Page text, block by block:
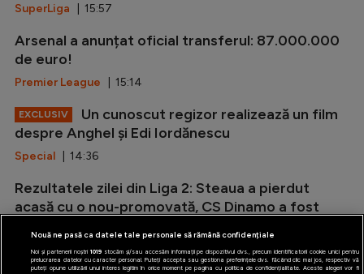
SuperLiga | 15:57
Arsenal a anunțat oficial transferul: 87.000.000
de euro!
Premier League | 15:14
EXCLUSIV
Un cunoscut regizor realizează un film
despre Anghel și Edi Iordănescu
Special | 14:36
Rezultatele zilei din Liga 2: Steaua a pierdut
acasă cu o nou-promovată, CS Dinamo a fost
Liga 2| 13:48
Nouă ne pasă ca datele tale personale să rămână confidențiale
Noi și partenerii noștri 1019stocăm și/sau accesăm informații pe dispozitivul dvs., precum identificatorii cookie unici pentru
prelucrarea datelor cu caracter personal. Puteți accepta sau gestiona preferințele dvs. făcând clic mai jos, respectiv vă
puteți opune utilizării unui interes legitim în orice moment pe pagina cu politica de confidențialitate. Aceste alegeri vor fi